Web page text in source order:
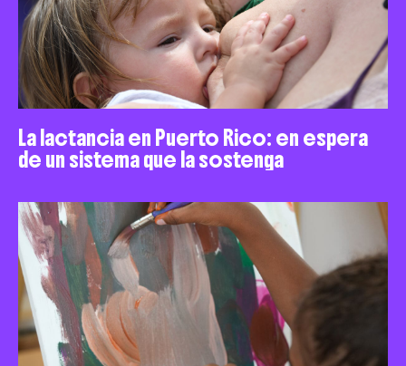
La lactancia en Puerto Rico: en espera
de un sistema que la sostenga